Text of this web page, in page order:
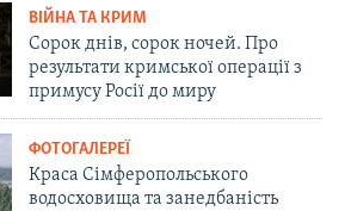
ВІЙНА ТА КРИМ
Сорок днів, сорок ночей. Про
результати кримської операції з
примусу Росії до миру
ФОТОГАЛЕРЕЇ
Краса Сімферопольського
водосховища та занедбаність